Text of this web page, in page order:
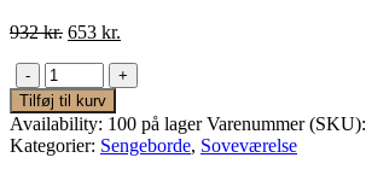
932kr. Den
var:
932 kr..
653 kr.
pris
653 kr..
-
+
Tilføj til kurv
Availability: 100 på lager Varenummer (SKU):
Kategorier: Sengeborde, Soveværelse